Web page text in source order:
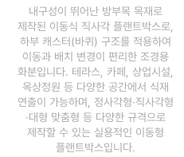
내구성이 뛰어난 방부목 목재로
제작된 이동식 직사각 플랜트박스로,
하부 캐스터(바퀴) 구조를 적용하여
이동과 배치 변경이 편리한 조경용
화분입니다. 테라스, 카페, 상업시설,
옥상정원 등 다양한 공간에서 식재
연출이 가능하며, 정사각형·직사각형
·대형 맞춤형 등 다양한 규격으로
제작할 수 있는 실용적인 이동형
플랜트박스입니다.